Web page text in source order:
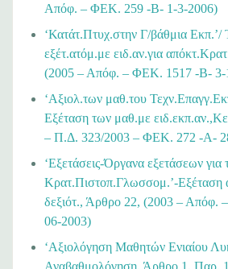
Απόφ. – ΦΕΚ. 259 -Β- 1-3-2006)
‘Κατάτ.Πτυχ.στην Γ/βάθμια
εξέτ.ατόμ.με ειδ.αν.για
(2005 – Απόφ. – ΦΕΚ. 1517 -Β- 3-
‘Αξιολ.των μαθ.του
Εξέταση των μαθ.με
– Π.Δ. 323/2003 – ΦΕΚ. 272 -Α-
‘Εξετάσεις-Όργανα εξετάσεων για
Κρατ.Πιστοπ.Γλωσσομ.’-Εξέταση
δεξιότ., Άρθρο 22, (2003 –
06-2003)
‘Αξιολόγηση Μαθητών Ενιαίου
Αναβαθμολόγηση, Άρθρο 1, Παρ.